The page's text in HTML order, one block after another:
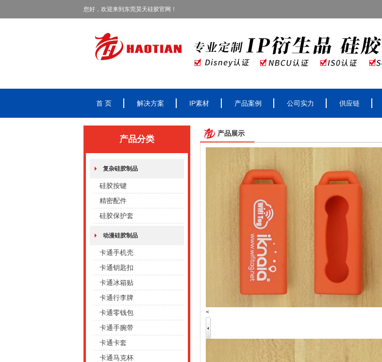
您好，欢迎来到东莞昊天硅胶官网！
首 页 解决方案 IP素材 产品案例 公司实力 供应链
产品分类
复杂硅胶制品
硅胶按键
精密配件
硅胶保护套
动漫硅胶制品
卡通手机壳
卡通钥匙扣
卡通冰箱贴
卡通行李牌
卡通零钱包
卡通手腕带
卡通卡套
卡通马克杯
产品展示
<